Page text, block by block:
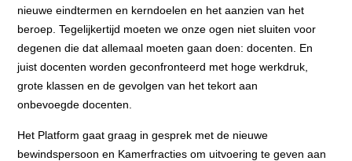
nieuwe eindtermen en kerndoelen en hetaanzien van het
beroep. Tegelijkertijd moeten we onze ogen niet sluiten voor
degenendie dat allemaal moeten gaan doen: docenten. En
juist docenten worden geconfronteerd met hoge werkdruk,
grote klassen en de gevolgen van het tekort aan
onbevoegdedocenten.
Het Platform gaat graag in gesprek met de nieuwe
bewindspersoon en Kamerfractiesom uitvoering te geven aan